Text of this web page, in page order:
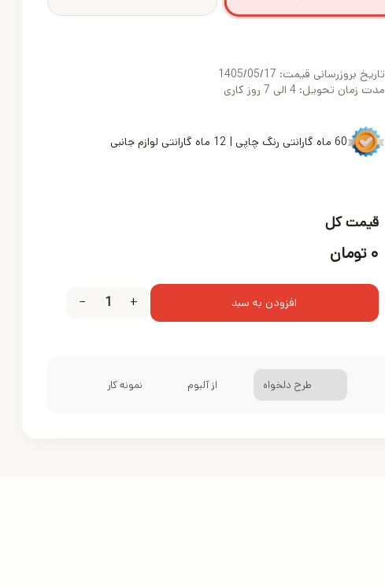
تاریخ بروزرسانی قیمت: 1405/05/17
مدت زمان تحویل: 4 الی 7 روز کاری
60 ماه گارانتی رنگ چاپی | 12 ماه گارانتی لوازم جانبی
قیمت کل
۰ تومان
افزودن به سبد +
1
−
طرح دلخواه از آلبوم نمونه کار